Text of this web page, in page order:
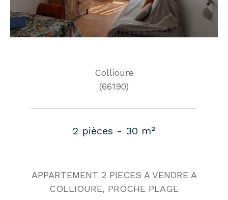
Collioure
(66190)
2 pièces - 30 m²
APPARTEMENT 2 PIECES A VENDRE A
COLLIOURE, PROCHE PLAGE